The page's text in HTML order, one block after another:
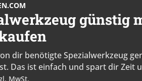
günstig
dir benötigte Spezialwerkzeug
Das ist einfach und spart dir Zeit
MwSt.